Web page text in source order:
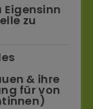
zu
& ihre
für von